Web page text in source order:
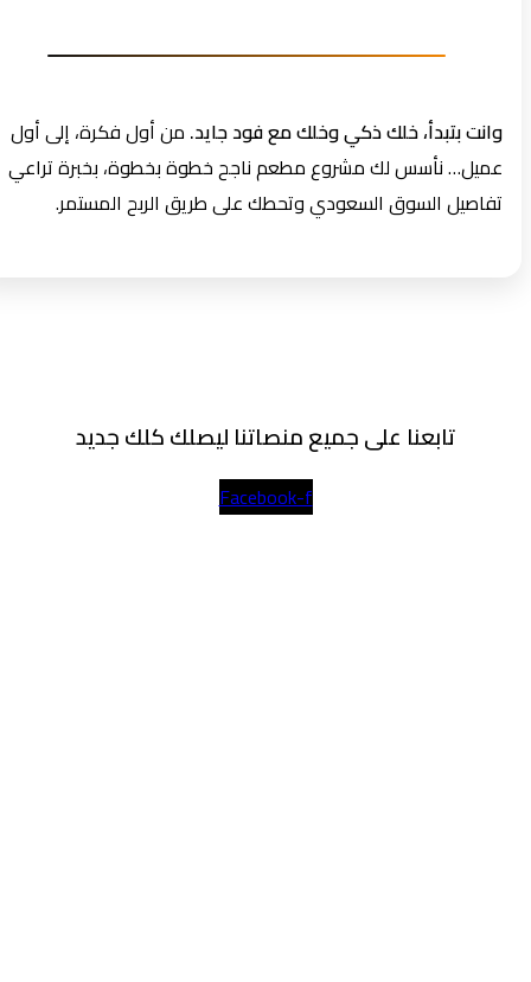
وانت بتبدأ، خلك ذكي وخلك مع فود جايد.من أول فكرة، إلى أول
عميل… نأسس لك مشروع مطعم ناجح خطوة بخطوة، بخبرة تراعي
تفاصيل السوق السعودي وتحطك على طريق الربح المستمر.
تابعنا على جميع منصاتنا ليصلك كلك جديد
Facebook-f